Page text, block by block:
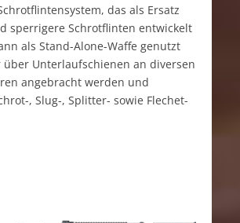
das als Ersatz
sperrigere Schrotflinten entwickelt
als Stand-Alone-Waffe genutzt
Unterlaufschienen an diversen
angebracht werden und
, Slug-, Splitter- sowie Flechet-